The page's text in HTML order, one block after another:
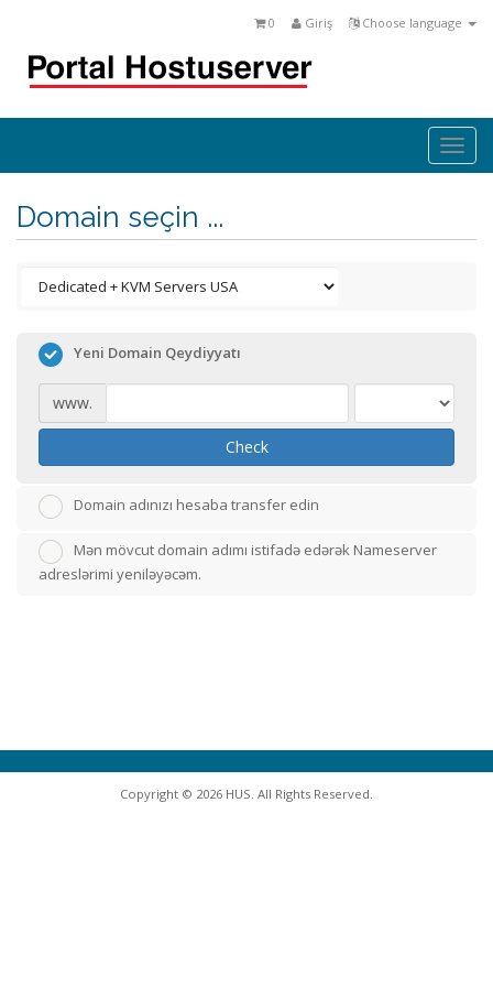
Choose language
Giriş
0
Domain seçin ...
Yeni Domain Qeydiyyatı
www.
Check
Domain adınızı hesaba transfer edin
Mən mövcut domain adımı istifadə edərək Nameserver
adreslərimi yeniləyəcəm.
Copyright © 2026 HUS. All Rights Reserved.